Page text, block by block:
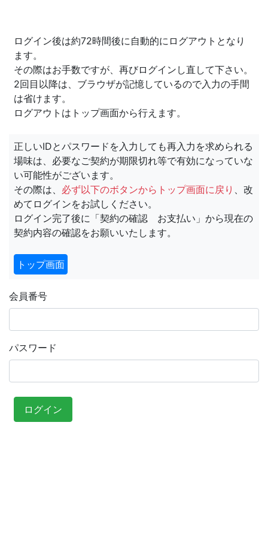
ログイン後は約72時間後に自動的にログアウトとなり
ます。
その際はお手数ですが、再びログインし直して下さい。
2回目以降は、ブラウザが記憶しているので入力の手間
は省けます。
ログアウトはトップ画面から行えます。
正しいIDとパスワードを入力しても再入力を求められる
場味は、必要なご契約が期限切れ等で有効になっていな
い可能性がございます。
その際は、 必ず以下のボタンからトップ画面に戻り 、改
めてログインをお試しください。
ログイン完了後に「契約の確認 お支払い」から現在の
契約内容の確認をお願いいたします。
トップ画面
会員番号
パスワード